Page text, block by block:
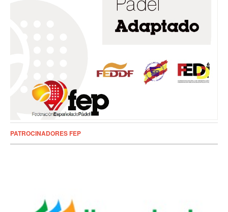
PATROCINADORES FEP